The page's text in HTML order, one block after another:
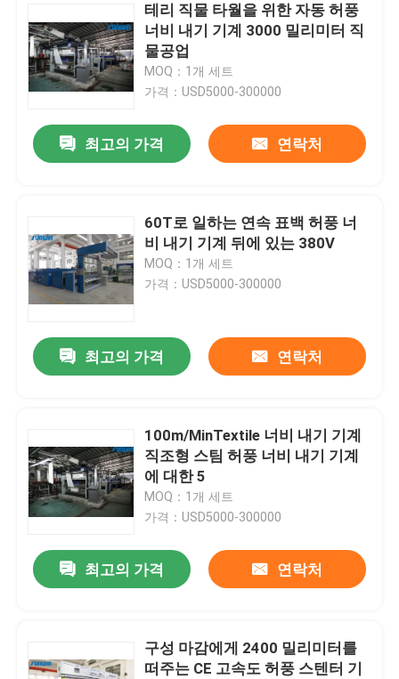
테리 직물 타월을 위한 자동 허풍
너비 내기 기계 3000 밀리미터 직
물공업
MOQ：1개 세트
가격：USD5000-300000
최고의 가격 연락처
60T로 일하는 연속 표백 허풍 너
비 내기 기계 뒤에 있는 380V
MOQ：1개 세트
가격：USD5000-300000
최고의 가격 연락처
100m/MinTextile 너비 내기 기계
직조형 스팀 허풍 너비 내기 기계
에 대한 5
MOQ：1개 세트
가격：USD5000-300000
최고의 가격 연락처
구성 마감에게 2400 밀리미터를
떠주는 CE 고속도 허풍 스텐터 기